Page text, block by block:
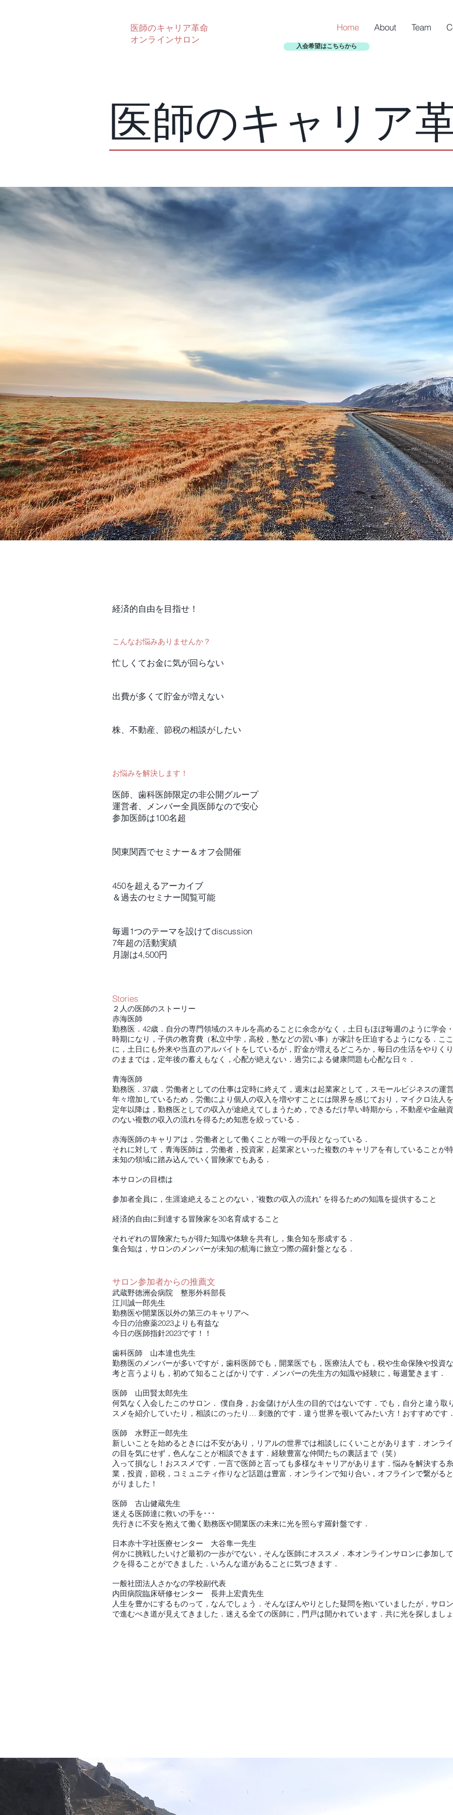
Home About Team
医師のキャリア革命
オンラインサロン
入会希望はこちらから
医師のキャリア
経済的自由を目指せ！
こんなお悩みありませんか？
忙しくてお金に気が回らない
出費が多くて貯金が増えない
株、不動産、節税の相談がしたい
お悩みを解決します！
医師、歯科医師限定の非公開グループ
運営者、メンバー全員医師なので安心
参加医師は100名超
関東関西でセミナー＆オフ会開催
450を超えるアーカイブ
＆過去のセミナー閲覧可能
毎週1つのテーマを設けてdiscussion
7年超の活動実績
​月謝は4,500円
Stories
２人の医師のストーリー
赤海医師
勤務医．42歳．自分の専門領域のスキルを高めることに余念がなく，土日もほぼ毎週のように学会
時期になり，子供の教育費（私立中学，高校，塾などの習い事）が家計を圧迫するようになる．こ
に，土日にも外来や当直のアルバイトをしているが，貯金が増えるどころか，毎日の生活をやりく
のままでは，定年後の蓄えもなく，心配が絶えない．過労による健康問題も心配な日々．
青海医師
勤務医．37歳．労働者としての仕事は定時に終えて，週末は起業家として，スモールビジネスの運
年々増加しているため，労働により個人の収入を増やすことには限界を感じており，マイクロ法人
定年以降は，勤務医としての収入が途絶えてしまうため，できるだけ早い時期から，不動産や金融
のない複数の収入の流れを得るため知恵を絞っている．​
赤海医師のキャリアは，労働者として働くことが唯一の手段となっている．
それに対して，青海医師は，労働者，投資家，起業家といった複数のキャリアを有していることが
未知の領域に踏み込んでいく冒険家でもある．​
本サロンの目標は
参加者全員に，生涯途絶えることのない，"複数の収入の流れ" を得るための知識を提供すること
経済的自由に到達する冒険家を30名育成すること
それぞれの冒険家たちが得た知識や体験を共有し，集合知を形成する．
集合知は，サロンのメンバーが未知の航海に旅立つ際の羅針盤となる．
サロン参加者からの推薦文
武蔵野徳洲会病院 整形外科部長
江川誠一郎先生
勤務医や開業医以外の第三のキャリアへ
今日の治療薬2023よりも有益な
今日の医師指針2023です！！
歯科医師 山本達也先生
勤務医のメンバーが多いですが，歯科医師でも，開業医でも，医療法人でも，税や生命保険や投資
考と言うよりも，初めて知ることばかりです．メンバーの先生方の知識や経験に，毎週驚きます．
医師 山田賢太郎先生
何気なく入会したこのサロン． 僕自身，お金儲けが人生の目的ではないです．でも，自分と違う取
スメを紹介していたり，相談にのったり… 刺激的です．違う世界を覗いてみたい方！おすすめです．
医師 水野正一郎先生
新しいことを始めるときには不安があり，リアルの世界では相談しにくいことがあります．オンラ
の目を気にせず，色んなことが相談できます．経験豊富な仲間たちの裏話まで（笑）
入って損なし！おススメです．一言で医師と言っても多様なキャリアがあります．悩みを解決する
業，投資，節税，コミュニティ作りなど話題は豊富．オンラインで知り合い，オフラインで繋がる
がりました！
医師 古山健蔵先生
迷える医師達に救いの手を･･･
先行きに不安を抱えて働く勤務医や開業医の未来に光を照らす羅針盤です．
日本赤十字社医療センター 大谷隼一先生
何かに挑戦したいけど最初の一歩がでない，そんな医師にオススメ．本オンラインサロンに参加し
クを得ることができました．いろんな道があることに気づきます．
一般社団法人さかなの学校副代表
内田病院臨床研修センター 長井上宏貴先生
人生を豊かにするものって，なんでしょう．そんなぼんやりとした疑問を抱いていましたが，サロ
で進むべき道が見えてきました．迷える全ての医師に，門戸は開かれています．共に光を探しましょ